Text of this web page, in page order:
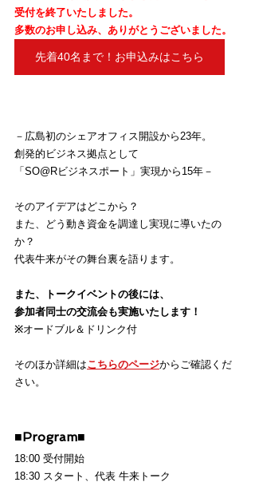
受付を終了いたしました。
多数のお申し込み、ありがとうございました。
先着40名まで！お申込みはこちら
－広島初のシェアオフィス開設から23年。
創発的ビジネス拠点として
「SO@Rビジネスポート」実現から15年－
そのアイデアはどこから？
また、どう動き資金を調達し実現に導いたの
か？
代表牛来がその舞台裏を語ります。
また、トークイベントの後には、
参加者同士の交流会も実施いたします！
※オードブル＆ドリンク付
そのほか詳細はこちらのページからご確認くだ
さい。
■Program■
18:00 受付開始
18:30 スタート、代表 牛来トーク